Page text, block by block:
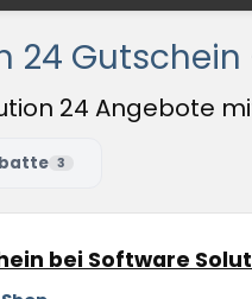
24
24 Angebote
3
bei Software